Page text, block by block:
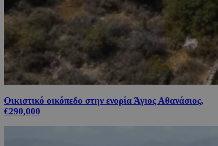
Οικιστικό οικόπεδο στην ενορία Άγιος Αθανάσιος,
€290,000